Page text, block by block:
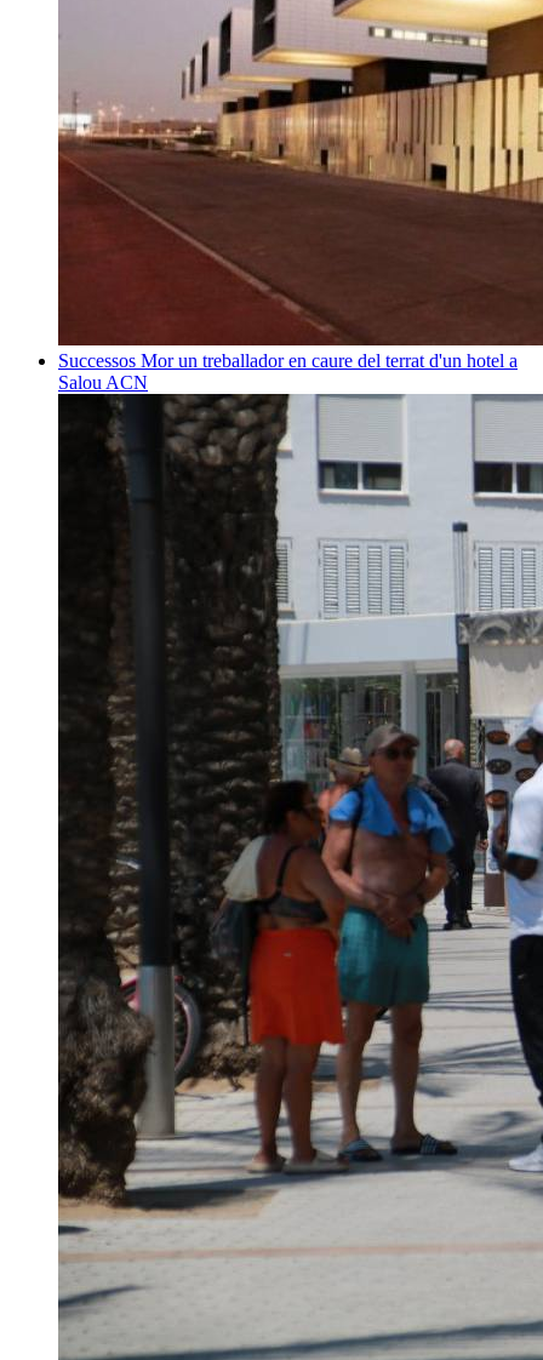
Successos Mor un treballador en caure del terrat d'un hotel a
Salou ACN